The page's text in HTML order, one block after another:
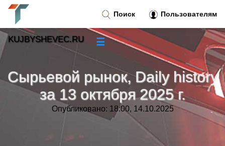
Сырьевой рынок, Daily history
за 13 октября 2025 г.
Опубликовано: 18:00, 14.10.2025
Поиск Пользователям
KUJBYSHEVEC.RU ☰
»
Тренды новостей »
»